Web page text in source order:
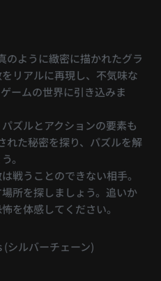
のように緻密に描かれたグラ
リアルに再現し、不気味な
ームの世界に引き込みま
ズルとアクションの要素も
れた秘密を探り、パズルを解
。
戦うことのできない相手。
所を探しましょう。追いか
を体感してください。
シルバーチェーン)